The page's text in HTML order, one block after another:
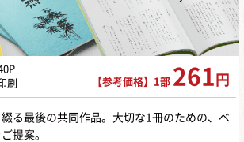
刷
【参考価格】1部 261 円
る最後の共同作品。大切な1冊のための、ベ
提案。